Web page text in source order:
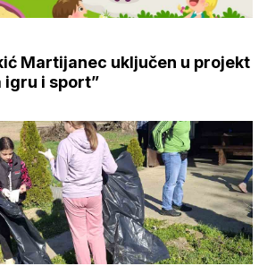
Martijanec uključen u projekt
igru i sport”